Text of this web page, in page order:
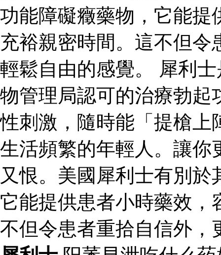
功能障礙癥藥物，它能提
充裕親密時間。這不但
輕鬆自由的感覺。 犀利
物管理局認可的治療勃起
性刺激，隨時能「提槍上
生活頻繁的年輕人。讓你
又恨。美國犀利士有別
它能提供患者小時藥效，
不但令患者重拾自信外，